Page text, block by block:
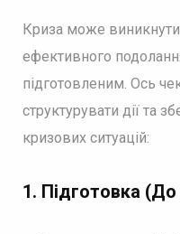
Криза може виникнути
ефективного
підготовленим. Ось
структурувати дії та
кризових ситуацій:
1. Підготовка (До